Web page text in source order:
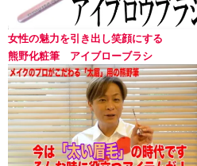
女性の魅力を引き出し笑顔にする
熊野化粧筆 アイブローブラシ